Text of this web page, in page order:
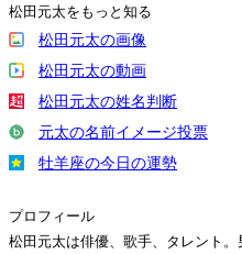
松田元太をもっと知る
松田元太の画像
松田元太の動画
松田元太の姓名判断
元太の名前イメージ投票
牡羊座の今日の運勢
プロフィール
松田元太は俳優、歌手、タレント